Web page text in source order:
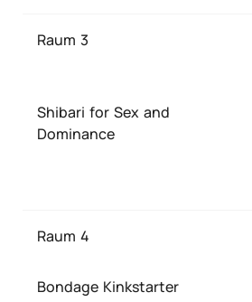
Raum 3
Shibari for Sex and
Dominance
Raum 4
Bondage Kinkstarter